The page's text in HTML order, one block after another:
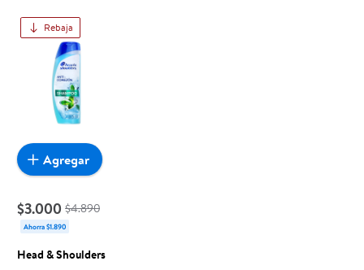
Rebaja
$3.000 $4.890
Ahorra $1.890
Head & Shoulders
Agregar